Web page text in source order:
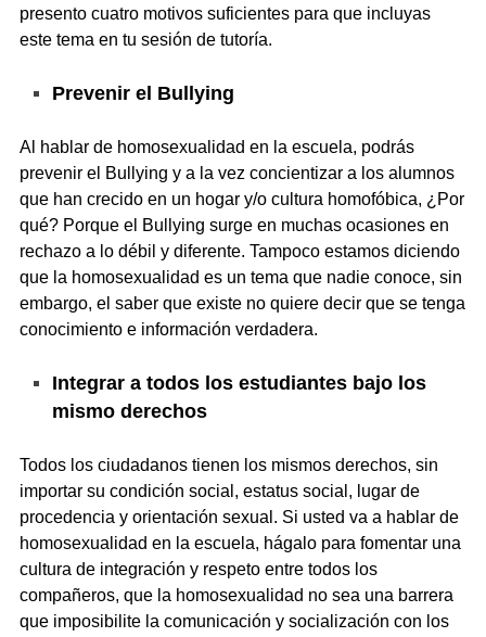
presento cuatro motivos suficientes para que incluyas
este tema en tu sesión de tutoría.
Prevenir el Bullying
Al hablar de homosexualidad en la escuela, podrás
prevenir el Bullying y a la vez concientizar a los alumnos
que han crecido en un hogar y/o cultura homofóbica, ¿Por
qué? Porque el Bullying surge en muchas ocasiones en
rechazo a lo débil y diferente. Tampoco estamos diciendo
que la homosexualidad es un tema que nadie conoce, sin
embargo, el saber que existe no quiere decir que se tenga
conocimiento e información verdadera.
Integrar a todos los estudiantes bajo los
mismo derechos
Todos los ciudadanos tienen los mismos derechos, sin
importar su condición social, estatus social, lugar de
procedencia y orientación sexual. Si usted va a hablar de
homosexualidad en la escuela, hágalo para fomentar una
cultura de integración y respeto entre todos los
compañeros, que la homosexualidad no sea una barrera
que imposibilite la comunicación y socialización con los